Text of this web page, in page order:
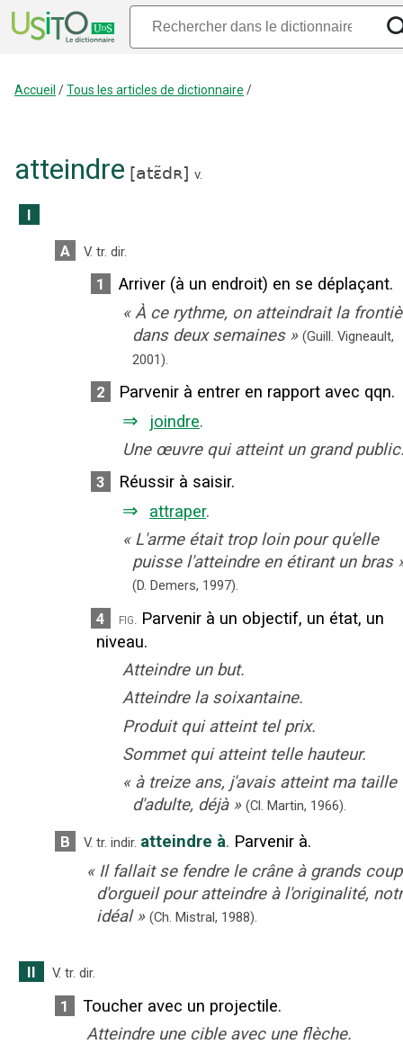
Accueil /Tous les articles de dictionnaire /
atteindre [atɛ̃dʀ] v.
I
A
V. tr. dir.
1
Arriver (à un endroit) en se déplaçant.
« À ce rythme, on atteindrait la
dans deux semaines » (Guill. Vigneault,
2001).
2 Parvenir à entrer en rapport avec qqn.
⇒ joindre.
Une œuvre qui atteint un grand
3 Réussir à saisir.
⇒ attraper.
« L'arme était trop loin pour qu'elle
puisse l'atteindre en étirant un bras
(D. Demers, 1997).
4 fig. Parvenir à un objectif, un état, un
niveau.
Atteindre un but.
Atteindre la soixantaine.
Produit qui atteint tel prix.
Sommet qui atteint telle hauteur.
« à treize ans, j'avais atteint ma taille
d'adulte, déjà » (Cl. Martin, 1966).
B V. tr. indir. atteindre à. Parvenir à.
« Il fallait se fendre le crâne à grands
d'orgueil pour atteindre à l'originalité,
idéal » (Ch. Mistral, 1988).
II V. tr. dir.
1
Toucher avec un projectile.
Atteindre une cible avec une flèche.